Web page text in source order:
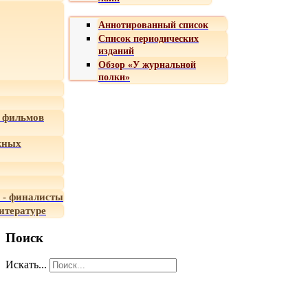
Аннотированный список
Список периодических
изданий
Обзор «У журнальной
полки»
- финалисты
Поиск
Искать...